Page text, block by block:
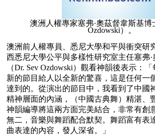
澳洲人權專家塞弗·奧茲督韋斯基博
Ozdowski）。
澳洲前人權專員、悉尼大學和平與衝突研
西悉尼大學公平與多樣性研究室主任塞弗
（Dr. Sev Ozdowski）觀看神韻後表示：
新的節目給人以全新的驚喜，這是任何一
達到的。從演出的節目中，我看到了中國
精神層面的內涵，（中國古典舞）精湛、
神韻編導將這兩方面完美結合，非常有創
無二，音樂與舞蹈配合默契。舞蹈富有表
曲表達的內容，發人深省。」